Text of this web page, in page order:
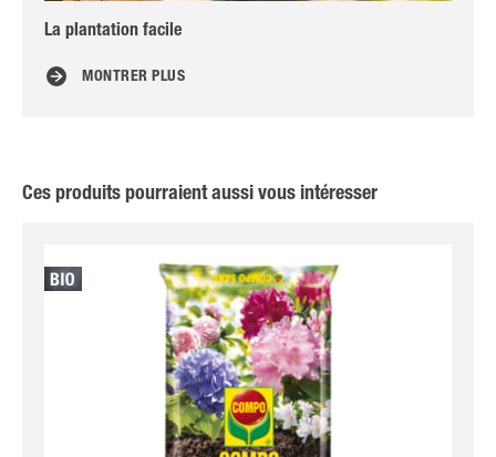
La plantation facile
MONTRER PLUS
Ces produits pourraient aussi vous intéresser